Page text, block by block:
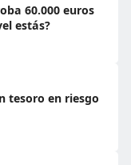
60.000 euros
estás?
tesoro en riesgo